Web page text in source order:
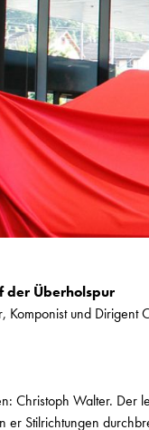
der Überholspur
und Dirigent
Christoph Walter.
Stilrichtungen